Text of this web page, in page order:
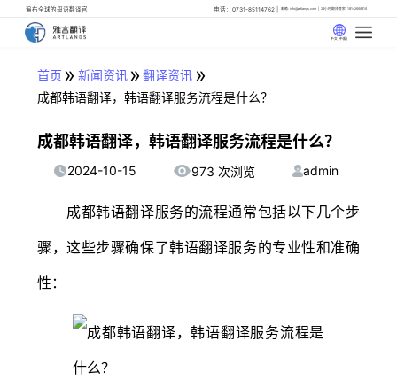
遍布全球的母语翻译官 电话：0731-85114762 邮箱: info@artlangs.com 24小时翻译管家: 18142666316
中文 (中国)
首页 » 新闻资讯» 翻译资讯 »
成都韩语翻译，韩语翻译服务流程是什么？
成都韩语翻译，韩语翻译服务流程是什么？
2024-10-15 973 次浏览 admin
成都韩语翻译服务的流程通常包括以下几个步
骤，这些步骤确保了韩语翻译服务的专业性和准确
性：